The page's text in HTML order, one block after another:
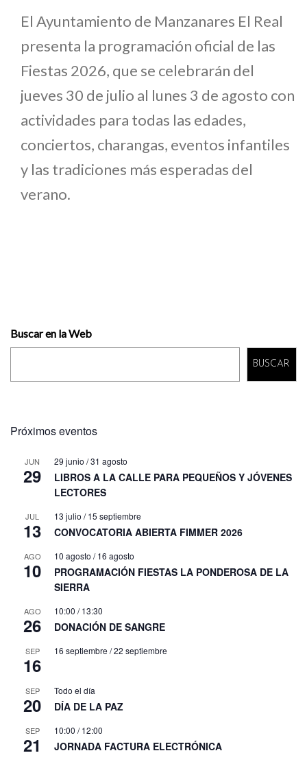
El Ayuntamiento de Manzanares El Real
presenta la programación oficial de las
Fiestas 2026, que se celebrarán del
jueves 30 de julio al lunes 3 de agosto con
actividades para todas las edades,
conciertos, charangas, eventos infantiles
y las tradiciones más esperadas del
verano.
Buscar en la Web
BUSCAR
Próximos eventos
JUN
29
29 junio /31 agosto
LIBROS A LA CALLE PARA PEQUEÑOS Y JÓVENES
LECTORES
JUL
13
13 julio /15 septiembre
CONVOCATORIA ABIERTA FIMMER 2026
AGO
10
10 agosto /16 agosto
PROGRAMACIÓN FIESTAS LA PONDEROSA DE LA
SIERRA
AGO
26
10:00 /13:30
DONACIÓN DE SANGRE
SEP
16
16 septiembre /22 septiembre
SEP
20
Todo el día
DÍA DE LA PAZ
SEP
21
10:00 /12:00
JORNADA FACTURA ELECTRÓNICA